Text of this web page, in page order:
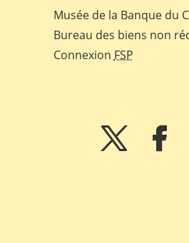
Musée de la Banque du
Bureau des biens non
Connexion FSP